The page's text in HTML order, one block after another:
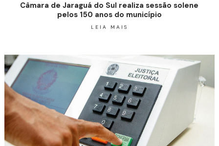
Câmara de Jaraguá do Sul realiza sessão solene
pelos 150 anos do município
LEIA MAIS